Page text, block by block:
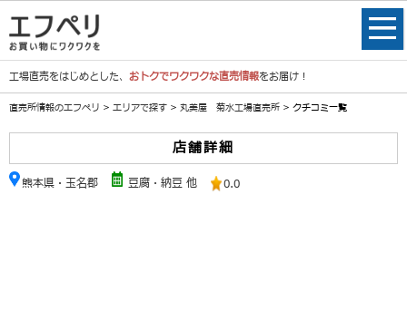
工場直売をはじめとした、 おトクでワクワクな直売情報をお届け！
直売所情報のエフペリ > エリアで探す > 丸美屋 菊水工場直売所 > クチコミ一覧
店舗詳細
熊本県・玉名郡 豆腐・納豆 他 0.0